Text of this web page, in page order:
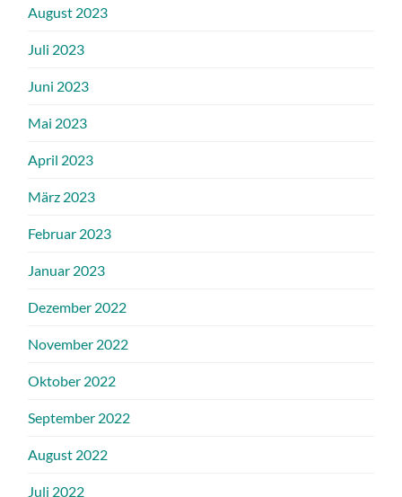
August 2023
Juli 2023
Juni 2023
Mai 2023
April 2023
März 2023
Februar 2023
Januar 2023
Dezember 2022
November 2022
Oktober 2022
September 2022
August 2022
Juli 2022